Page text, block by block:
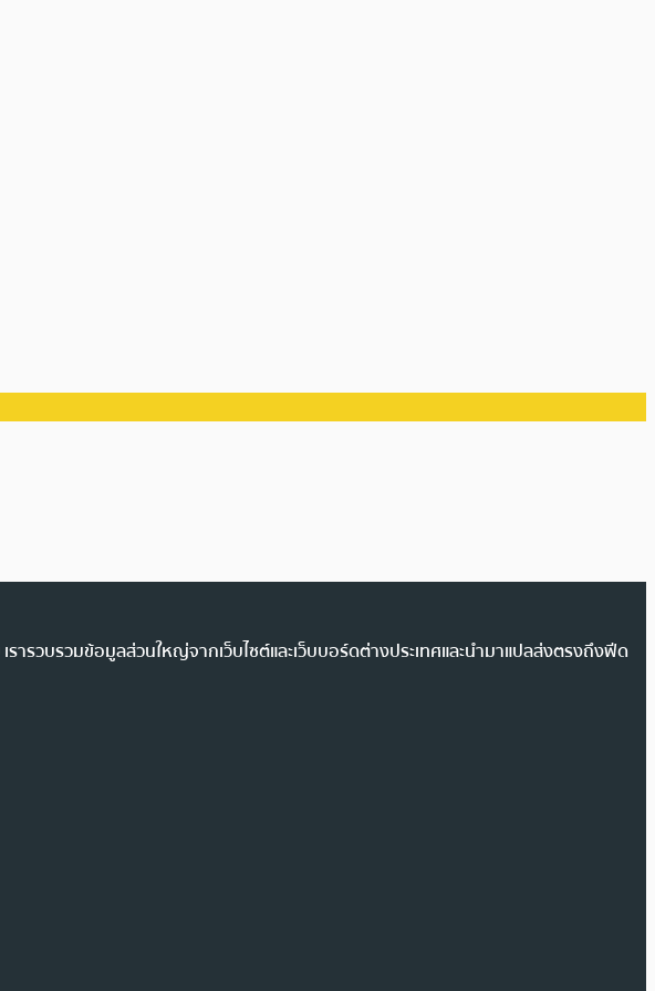
ารวบรวมข้อมูลส่วนใหญ่จากเว็บไซต์และเว็บบอร์ดต่างประเทศและนำมาแปลส่งตรงถึงฟีด